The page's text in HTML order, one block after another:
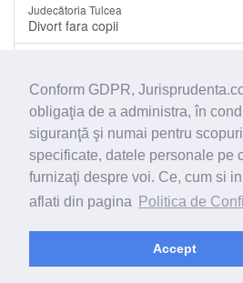
Conform GDPR,
obligaţia de a administra, în
siguranţă şi numai pentru
specificate, datele personale pe
furnizaţi despre voi. Ce, cum si
aflati din pagina
Politica de
Accept
Judecătoria Tulcea
Divort fara copii
Judecătoria Iași
Competenta teritoriala in cazul
părţile au reşedinţa în străinătate
Sentinţă civilă -
Judecătoria Oradea
diviort